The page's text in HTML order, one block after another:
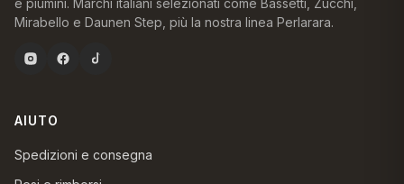
Mirabello e Daunen Step, più la nostra linea Perlarara.
AIUTO
Spedizioni e consegna